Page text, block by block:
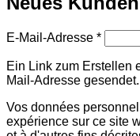
E-Mail-Adresse *
Ein Link zum Erstellen
Mail-Adresse gesendet.
Vos données
expérience sur ce site